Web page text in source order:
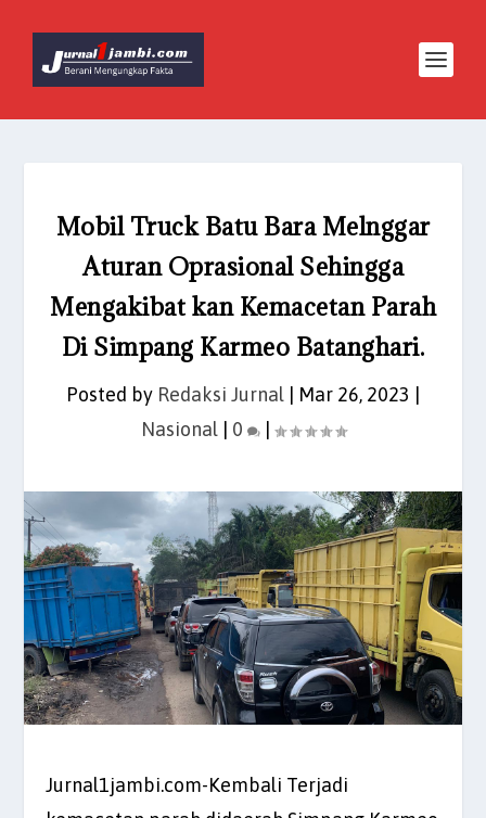
Mobil Truck Batu Bara Melnggar
Aturan Oprasional Sehingga
Mengakibat kan Kemacetan Parah
Di Simpang Karmeo Batanghari.
Posted by Redaksi Jurnal Mar 26, 2023
Nasional| 0 |
Jurnal1jambi.com-Kembali Terjadi